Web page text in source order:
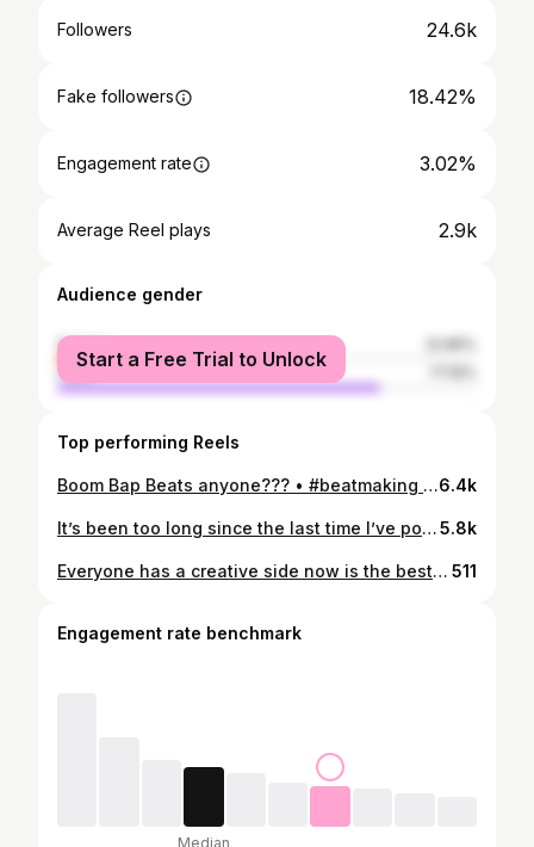
Followers 24.6k
Fake followers 18.42%
Engagement rate 3.02%
Average Reel plays 2.9k
Audience gender
female
male
Start a Free Trial to Unlock
Top performing Reels
Boom Bap Beats anyone??? • #beatmaking #hiphop #hiphopmusic #hiphopbeats #boombap #boombaphiphop #boombapbeats #oldschoolhiphop #maschine #nativeinstruments #beatmaker #producer #beatmaking #beatoftheday #reeloftheday #instalifo #videooftheday6.4k
It’s been too long since the last time I’ve posted a beat video. But now I’m 💯 back! New single track Comin 🔜 • #wednesday #beat #akai #mpc #beatmaking #mpc2000xl #beatmakers #oldschool #hiphop #homestudio #studiolife #sampling #vinylrecords #cratedigger #bestbeatmakersworld #instalifo #athensvoice #gopro #goprovideo #videooftheday #beatoftheday5.8k
Everyone has a creative side now is the best time to embrace it. Stay home and be creative! • #quarantine #beatmaking #stayhome #staysafe #becreative #beatmaker #oldschool #newschool #hiphop #beats #akai #mpc2000xl #hiphopmusic #dj #cratedigger #recordcollector #photooftheday #pictureoftheday #instalifo #athensvoice #skg 511
Engagement rate benchmark
Median